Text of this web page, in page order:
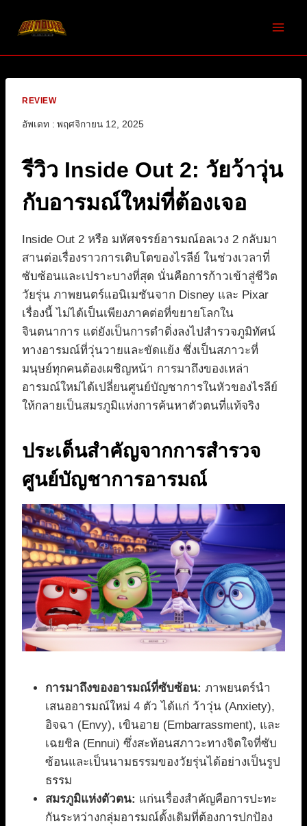
REVIEW
อัพเดท : พฤศจิกายน 12, 2025
รีวิว Inside Out 2: วัยว้าวุ่น
กับอารมณ์ใหม่ที่ต้องเจอ
Inside Out 2 หรือ มหัศจรรย์อารมณ์อลเวง 2 กลับมา
สานต่อเรื่องราวการเติบโตของไรลีย์ ในช่วงเวลาที่
ซับซ้อนและเปราะบางที่สุด นั่นคือการก้าวเข้าสู่ชีวิต
วัยรุ่น ภาพยนตร์แอนิเมชันจาก Disney และ Pixar
เรื่องนี้ ไม่ได้เป็นเพียงภาคต่อที่ขยายโลกใน
จินตนาการ แต่ยังเป็นการดำดิ่งลงไปสำรวจภูมิทัศน์
ทางอารมณ์ที่วุ่นวายและขัดแย้ง ซึ่งเป็นสภาวะที่
มนุษย์ทุกคนต้องเผชิญหน้า การมาถึงของเหล่า
อารมณ์ใหม่ได้เปลี่ยนศูนย์บัญชาการในหัวของไรลีย์
ให้กลายเป็นสมรภูมิแห่งการค้นหาตัวตนที่แท้จริง
ประเด็นสำคัญจากการสำรวจ
ศูนย์บัญชาการอารมณ์
การมาถึงของอารมณ์ที่ซับซ้อน: ภาพยนตร์นำ
เสนออารมณ์ใหม่ 4 ตัว ได้แก่ ว้าวุ่น (Anxiety),
อิจฉา (Envy), เขินอาย (Embarrassment), และ
เฉยชิล (Ennui) ซึ่งสะท้อนสภาวะทางจิตใจที่ซับ
ซ้อนและเป็นนามธรรมของวัยรุ่นได้อย่างเป็นรูป
ธรรม
สมรภูมิแห่งตัวตน: แก่นเรื่องสำคัญคือการปะทะ
กันระหว่างกลุ่มอารมณ์ดั้งเดิมที่ต้องการปกป้อง